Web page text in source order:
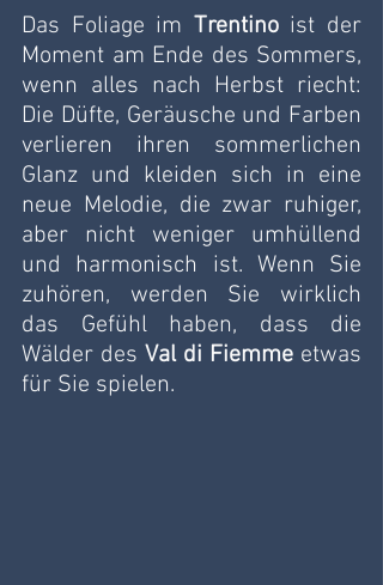
Das Foliage im Trentino ist der
Moment am Ende des Sommers,
wenn alles nach Herbst riecht:
Die Düfte, Geräusche und Farben
verlieren ihren sommerlichen
Glanz und kleiden sich in eine
neue Melodie, die zwar ruhiger,
aber nicht weniger umhüllend
und harmonisch ist. Wenn Sie
zuhören, werden Sie wirklich
das Gefühl haben, dass die
Wälder des Val di Fiemme etwas
für Sie spielen.